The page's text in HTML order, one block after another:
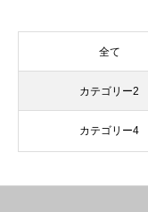
全て
カテゴリー2
カテゴリー4